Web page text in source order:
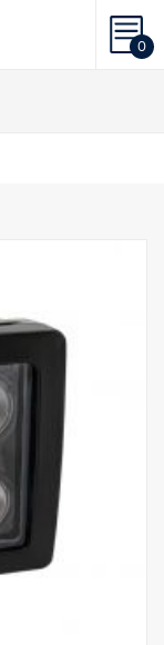
0